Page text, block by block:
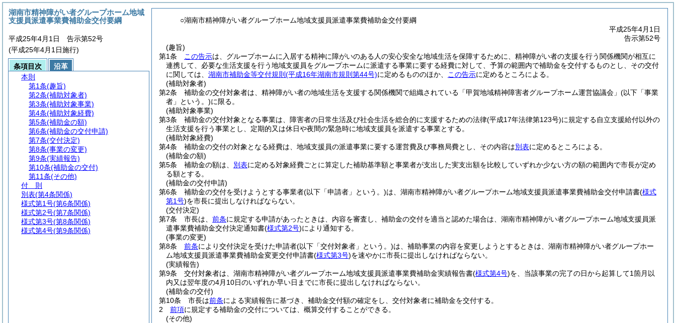
○湖南市精神障がい者グループホーム地域支援員派遣事業費補助金交付要綱
平成25年4月1日
告示第52号
(趣旨)
第1条
この告示は、グループホームに入居する精神に障がいのある人の安心安全な地域生活を保障するために、精神障がい者の支援を行う関係機関が相互に
連携して、必要な生活支援を行う地域支援員をグループホームに派遣する事業に要する経費に対して、予算の範囲内で補助金を交付するものとし、その交付
に関しては、 湖南市補助金等交付規則 (平成16年湖南市規則第44号)に定めるもののほか、 この告示に定めるところによる。
(補助対象者)
第2条
補助金の交付対象者は、精神障がい者の地域生活を支援する関係機関で組織されている「甲賀地域精神障害者グループホーム運営協議会」 (以下「事業
者」という。)に限る。
(補助対象事業)
第3条
補助金の交付対象となる事業は、障害者の日常生活及び社会生活を総合的に支援するための法律(平成17年法律第123号)に規定する自立支援給付以外の
生活支援を行う事業とし、定期的又は休日や夜間の緊急時に地域支援員を派遣する事業とする。
(補助対象経費)
第4条
補助金の交付の対象となる経費は、地域支援員の派遣事業に要する運営費及び事務局費とし、その内容は別表に定めるところによる。
(補助金の額)
第5条
補助金の額は、 別表に定める対象経費ごとに算定した補助基準額と事業者が支出した実支出額を比較していずれか少ない方の額の範囲内で市長が定め
る額とする。
(補助金の交付申請)
第6条
補助金の交付を受けようとする事業者(以下「申請者」という。)は、湖南市精神障がい者グループホーム地域支援員派遣事業費補助金交付申請書(様式
第1号)を市長に提出しなければならない。
(交付決定)
第7条
市長は、 前条に規定する申請があったときは、内容を審査し、補助金の交付を適当と認めた場合は、湖南市精神障がい者グループホーム地域支援員派
遣事業費補助金交付決定通知書(様式第2号)により通知する。
(事業の変更)
第8条
前条により交付決定を受けた申請者(以下「交付対象者」という。)は、補助事業の内容を変更しようとするときは、湖南市精神障がい者グループホー
ム地域支援員派遣事業費補助金変更交付申請書(様式第3号)を速やかに市長に提出しなければならない。
(実績報告)
第9条
交付対象者は、湖南市精神障がい者グループホーム地域支援員派遣事業費補助金実績報告書(様式第4号)を、当該事業の完了の日から起算して1箇月以
内又は翌年度の4月10日のいずれか早い日までに市長に提出しなければならない。
(補助金の交付)
第10条
市長は前条による実績報告に基づき、補助金交付額の確定をし、交付対象者に補助金を交付する。
2
前項に規定する補助金の交付については、概算交付することができる。
(その他)
湖南市精神障がい者グループホーム地域
支援員派遣事業費補助金交付要綱
平成25年4月1日 告示第52号
(平成25年4月1日施行)
条項目次
沿革
本則
第1条(趣旨)
第2条(補助対象者)
第3条(補助対象事業)
第4条(補助対象経費)
第5条(補助金の額)
第6条(補助金の交付申請)
第7条(交付決定)
第8条(事業の変更)
第9条(実績報告)
第10条(補助金の交付)
第11条(その他)
付 則
別表(第4条関係)
様式第1号(第6条関係)
様式第2号(第7条関係)
様式第3号(第8条関係)
様式第4号(第9条関係)